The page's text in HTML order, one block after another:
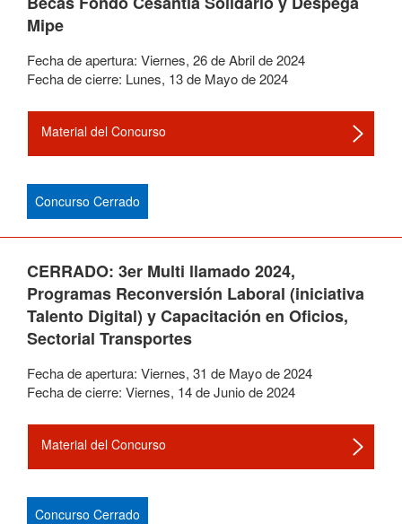
Mipe
Fecha de apertura: Viernes, 26deAbrilde2024
Fecha de cierre: Lunes, 13de Mayode2024
Material del Concurso
Concurso Cerrado
CERRADO: 3er Multi llamado 2024,
Programas Reconversión Laboral (iniciativa
Talento Digital) y Capacitación en Oficios,
Sectorial Transportes
Fecha de apertura: Viernes, 31 de Mayode2024
Fecha de cierre: Viernes, 14deJuniode2024
Material del Concurso
Concurso Cerrado